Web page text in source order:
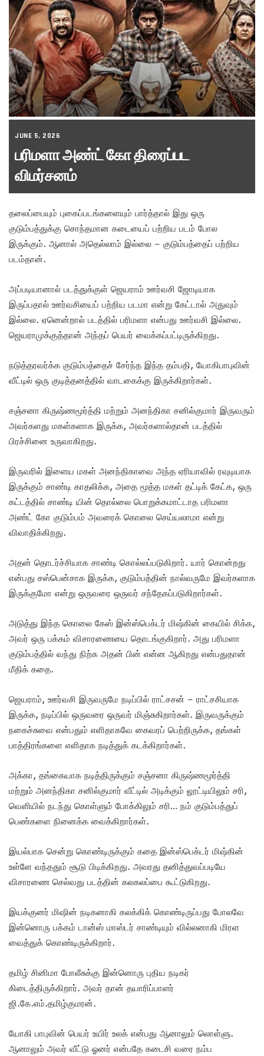
JUNE 5, 2026
பரிமளா அண்ட் கோ திரைப்பட
விமர்சனம்
தலைப்பையும் புகைப்படங்களையும் பார்த்தால் இது ஒரு
குடும்பத்துக்கு சொந்தமான கடையைப் பற்றிய படம் போல
இருக்கும். ஆனால் அதெல்லாம் இல்லை – குடும்பத்தைப் பற்றிய
படம்தான்.
அப்படியானால் படத்துக்குள் ஜெயராம் ஊர்வசி ஜோடியாக
இருப்பதால் ஊர்வசியைப் பற்றிய படமா என்று கேட்டால் அதுவும்
இல்லை. ஏனென்றால் படத்தில் பரிமளா என்பது ஊர்வசி இல்லை.
ஜெயராமுக்குத்தான் அந்தப் பெயர் வைக்கப்பட்டிருக்கிறது.
நடுத்தரவர்க்க குடும்பத்தைச் சேர்ந்த இந்த தம்பதி, யோகிபாபுவின்
வீட்டில் ஒரு குடித்தனத்தில் வாடகைக்கு இருக்கிறார்கள்.
சஞ்சனா கிருஷ்ணமூர்த்தி மற்றும் அனந்திகா சனில்குமார் இருவரும்
அவர்களது மகள்களாக இருக்க, அவர்களால்தான் படத்தில்
பிரச்சினை உருவாகிறது.
இருவரில் இளைய மகள் அனந்திகாவை அந்த ஏரியாவில் ரவுடியாக
இருக்கும் சாண்டி காதலிக்க, அதை மூத்த மகள் தட்டிக் கேட்க, ஒரு
கட்டத்தில் சாண்டி யின் தொல்லை பொறுக்கமாட்டாத பரிமளா
அண்ட் கோ குடும்பம் அவரைக் கொலை செய்யலாமா என்று
விவாதிக்கிறது.
அதன் தொடர்ச்சியாக சாண்டி கொல்லப்படுகிறார். யார் கொன்றது
என்பது சஸ்பென்சாக இருக்க, குடும்பத்தின் நால்வருமே இவர்களாக
இருக்குமோ என்று ஒருவரை ஒருவர் சந்தேகப்படுகிறார்கள்.
அடுத்து இந்த கொலை கேஸ் இன்ஸ்பெக்டர் மிஷ்கின் கையில் சிக்க,
அவர் ஒரு பக்கம் விசாரணையை தொடங்குகிறார். அது பரிமளா
குடும்பத்தில் வந்து நிற்க அதன் பின் என்ன ஆகிறது என்பதுதான்
மீதிக் கதை.
ஜெயராம், ஊர்வசி இருவருமே நடிப்பில் ராட்சசன் – ராட்சசியாக
இருக்க, நடிப்பில் ஒருவரை ஒருவர் மிஞ்சுகிறார்கள். இருவருக்கும்
நகைச்சுவை என்பதும் எளிதாகவே கைவரப் பெற்றிருக்க, தங்கள்
பாத்திரங்களை எளிதாக நடித்துக் கடக்கிறார்கள்.
அக்கா, தங்கையாக நடித்திருக்கும் சஞ்சனா கிருஷ்ணமூர்த்தி
மற்றும் அனந்திகா சனில்குமார் வீட்டில் அடிக்கும் லூட்டியிலும் சரி,
வெளியில் நடந்து கொள்ளும் போக்கிலும் சரி… நம் குடும்பத்துப்
பெண்களை நினைக்க வைக்கிறார்கள்.
இயல்பாக சென்று கொண்டிருக்கும் கதை இன்ஸ்பெக்டர் மிஷ்கின்
உள்ளே வந்ததும் சூடு பிடிக்கிறது. அவரது தனித்துவப்படியே
விசாரணை செல்வது படத்தின் கலகலப்பை கூட்டுகிறது.
இயக்குனர் மிஷின் நடிகனாகி கலக்கிக் கொண்டிருப்பது போலவே
இன்னொரு பக்கம் டான்ஸ் மாஸ்டர் சாண்டியும் வில்லனாகி மிரள
வைத்துக் கொண்டிருக்கிறார்.
தமிழ் சினிமா போலீசுக்கு இன்னொரு புதிய நடிகர்
கிடைத்திருக்கிறார். அவர் தான் தயாரிப்பாளர்
ஜி.கே.எம்.தமிழ்குமரன்.
யோகி பாபுவின் பெயர் உயிர் உலக் என்பது ஆனாலும் லொள்ளு.
ஆனாலும் அவர் வீட்டு ஓனர் என்பதே கடைசி வரை நம்ப